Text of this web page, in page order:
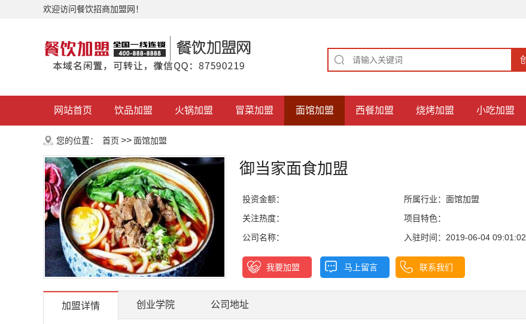
欢迎访问餐饮招商加盟网！
网站首页 饮品加盟 火锅加盟 冒菜加盟 面馆加盟 西餐加盟 烧烤加盟 小吃加盟
您的位置： 首页 >>面馆加盟
御当家面食加盟
投资金额： 所属行业： 面馆加盟
关注热度：
项目特色：
公司名称：
入驻时间：2019-06-04 09:01:02
我要加盟 马上留言 联系我们
加盟详情 创业学院 公司地址